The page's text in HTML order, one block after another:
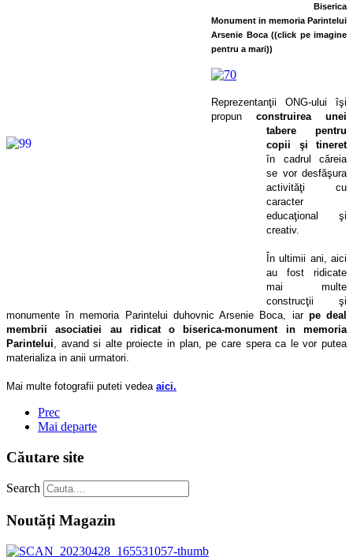
Biserica
Monument in memoria Parintelui
Arsenie Boca ((click pe imagine
pentru a mari))
Reprezentanţii ONG-ului îşi
propun construirea unei
tabere pentru
copii şi tineret
în cadrul căreia
se vor desfăşura
activităţi cu
caracter
educaţional şi
creativ.
În ultimii ani, aici
au fost ridicate
mai multe
construcţii şi
monumente în memoria Parintelui duhovnic Arsenie Boca, iar pe deal
membrii asociatiei au ridicat o biserica-monument in memoria
Parintelui , avand si alte proiecte in plan, pe care spera ca le vor putea
materializa in anii urmatori.
Mai multe fotografii puteti vedea aici.
Prec
Mai departe
Căutare site
Search
Noutăți Magazin